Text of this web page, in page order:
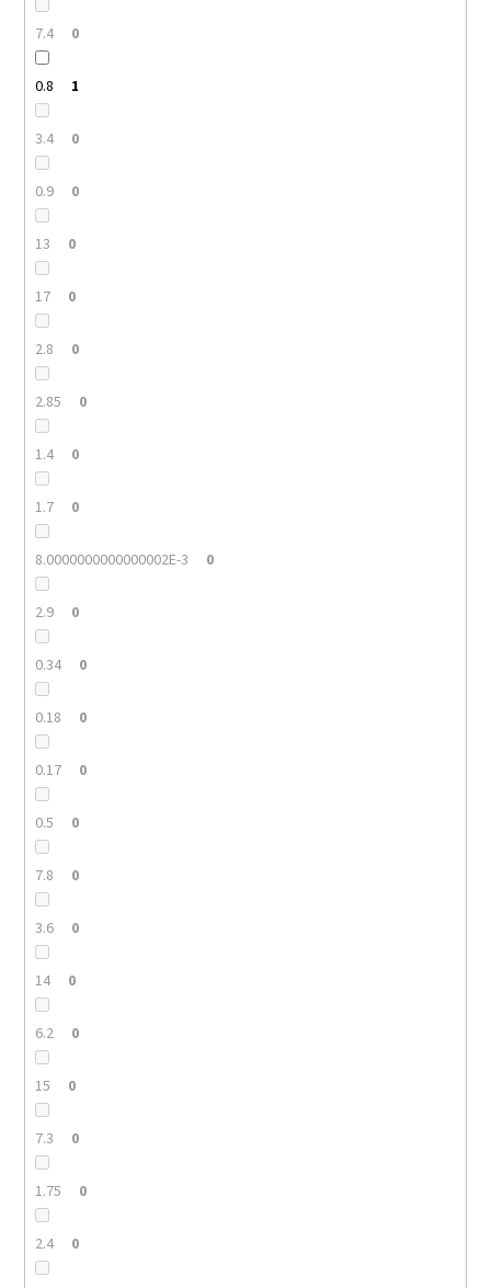
7.4 0
0.8 1
3.4 0
0.9 0
13 0
17 0
2.8 0
2.85 0
1.4 0
1.7 0
8.0000000000000002E-3 0
2.9 0
0.34 0
0.18 0
0.17 0
0.5 0
7.8 0
3.6 0
14 0
6.2 0
15 0
7.3 0
1.75 0
2.4 0